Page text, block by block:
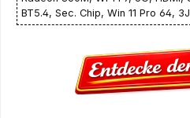
BT5.4, Sec. Chip, Win 11 Pro 64,